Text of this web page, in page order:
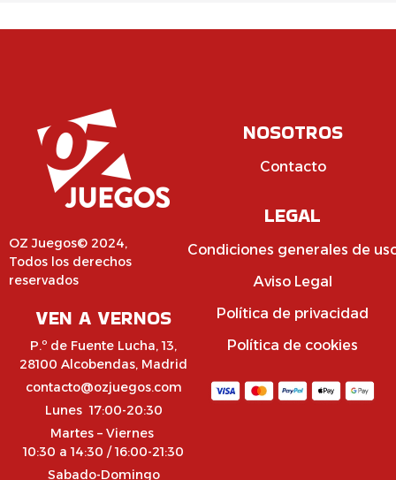
OZ Juegos© 2024,
Todos los derechos
reservados
VEN A VERNOS
P.º de Fuente Lucha, 13,
28100 Alcobendas, Madrid
contacto@ozjuegos.com
Lunes 17:00-20:30
Martes – Viernes
10:30 a 14:30 / 16:00-21:30
Sabado-Domingo
NOSOTROS
Contacto
LEGAL
Condiciones generales de
Aviso Legal
Política de privacidad
Política de cookies